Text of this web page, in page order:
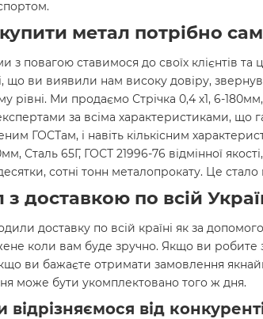
метал потрібно
з повагою ставимося до своїх клієнтів
що ви виявили нам високу довіру,
рівні. Ми продаємо Стрічка 0,4 х1, 6-
за всіма характеристиками, що
ГОСТам, і навіть кількісним
Сталь 65Г, ГОСТ 21996-76 відмінної
сотні тонн металопрокату. Це
з доставкою по всій
доставку по всій країні як за
коли вам буде зручно. Якщо ви
ви бажаєте отримати замовлення
може бути укомплектовано того ж дня.
від